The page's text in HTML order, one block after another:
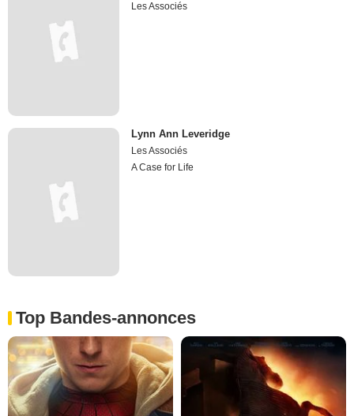
Les Associés
Lynn Ann Leveridge
Les Associés
A Case for Life
Top Bandes-annonces